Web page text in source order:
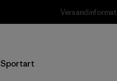
Rücksendung
Sportart